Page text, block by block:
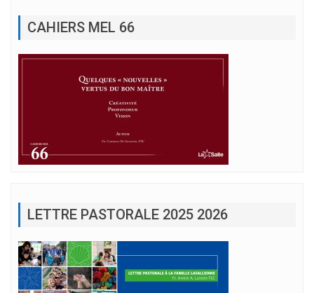
CAHIERS MEL 66
LETTRE PASTORALE 2025 2026